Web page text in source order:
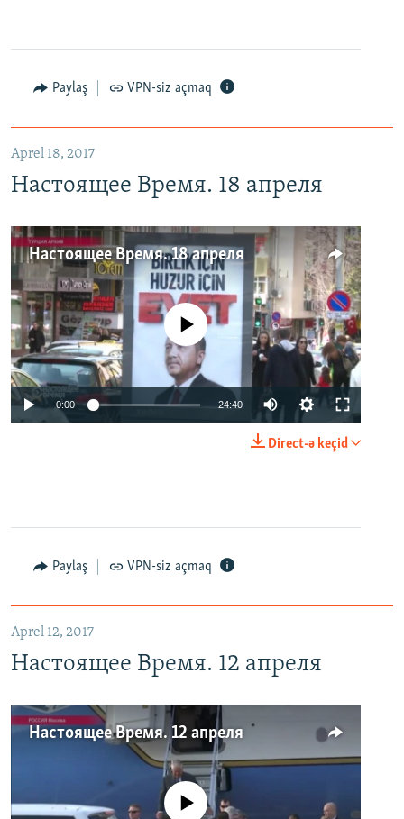
Paylaş VPN-siz açmaq
Aprel 18, 2017
Настоящее Время. 18 апреля
Настоящее Время. 18 апреля
No media source currently available
0:00 24:40
Direct-ə keçid
Paylaş VPN-siz açmaq
Aprel 12, 2017
Настоящее Время. 12 апреля
Настоящее Время. 12 апреля
No media source currently available